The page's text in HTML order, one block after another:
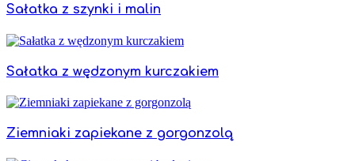
Sałatka z szynki i malin
Sałatka z wędzonym kurczakiem
Ziemniaki zapiekane z gorgonzolą